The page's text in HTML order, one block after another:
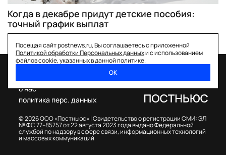
Когда в декабре придут детские пособия:
точный график выплат
Посещая сайт postnews.ru, Вы соглашаетесь с приложенной
Политикой обработки Персональных данныхи с использованием
файлов cookie, указанных в данной политике.
ОК
© 2026 ООО «Постньюс» |Свидетельство о регистрации СМИ: ЭЛ
№ ФС 77–85757 от 22 августа 2023 года выдано Федеральной
службой по надзору в сфере связи, информационных технологий
и массовых коммуникаций
о нас
политика перс. данных